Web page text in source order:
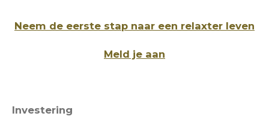
Neem de eerste stap naar een relaxter leven
Meld je aan
Investering